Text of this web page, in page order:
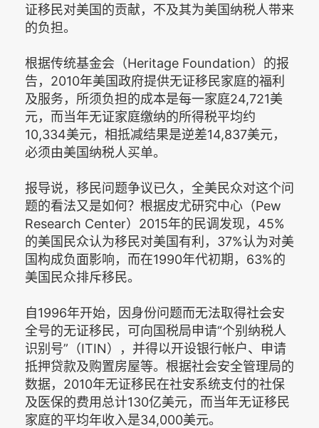
证移民对美国的贡献，不及其为美国纳税人带来
的负担。
根据传统基金会（Heritage Foundation）的报
告，2010年美国政府提供无证移民家庭的福利
及服务，所须负担的成本是每一家庭24,721美
元，而当年无证家庭缴纳的所得税平均约
10,334美元，相抵减结果是逆差14,837美元，
必须由美国纳税人买单。
报导说，移民问题争议已久，全美民众对这个问
题的看法又是如何？根据皮尤研究中心（Pew
Research Center）2015年的民调发现，45%
的美国民众认为移民对美国有利，37%认为对美
国构成负面影响，而在1990年代初期，63%的
美国民众排斥移民。
自1996年开始，因身份问题而无法取得社会安
全号的无证移民，可向国税局申请“个别纳税人
识别号”（ITIN），并得以开设银行帐户、申请
抵押贷款及购置房屋等。根据社会安全管理局的
数据，2010年无证移民在社安系统支付的社保
及医保的费用总计130亿美元，而当年无证移民
家庭的平均年收入是34,000美元。